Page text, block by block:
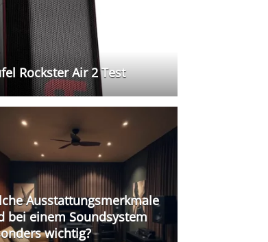
Rockster Air 2 Test
Ausstattungsmerkmale
bei einem Soundsystem
wichtig?